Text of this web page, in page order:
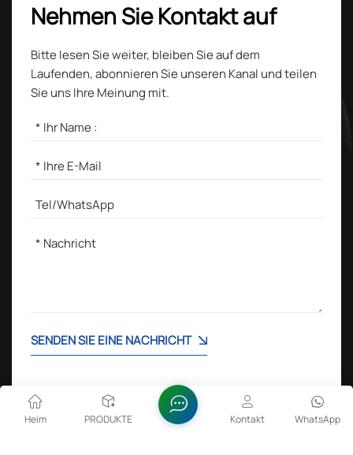
Nehmen Sie Kontakt auf
Bitte lesen Sie weiter, bleiben Sie auf dem
Laufenden, abonnieren Sie unseren Kanal und teilen
Sie uns Ihre Meinung mit.
SENDEN SIE EINE NACHRICHT
Heim PRODUKTE WhatsApp
Kontakt